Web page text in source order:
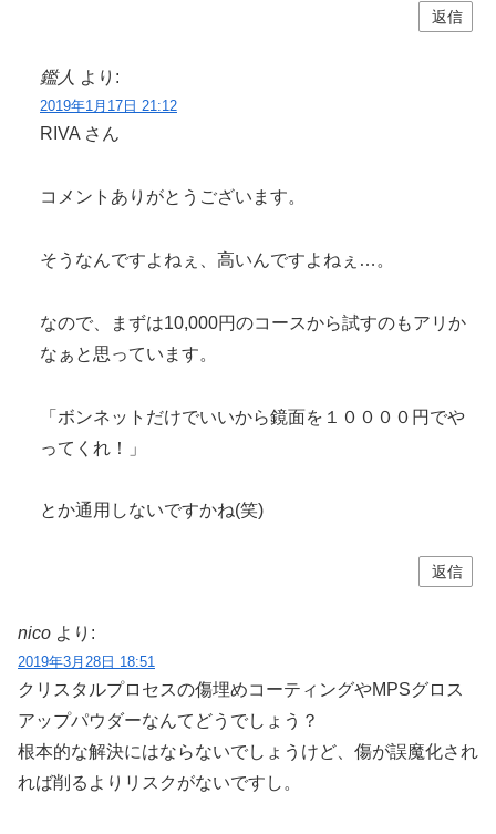
返信
鑑人 より:
2019年1月17日 21:12
RIVA さん
コメントありがとうございます。
そうなんですよねぇ、高いんですよねぇ…。
なので、まずは10,000円のコースから試すのもアリか
なぁと思っています。
「ボンネットだけでいいから鏡面を１００００円でや
ってくれ！」
とか通用しないですかね(笑)
返信
nico より:
2019年3月28日 18:51
クリスタルプロセスの傷埋めコーティングやMPSグロス
アップパウダーなんてどうでしょう？
根本的な解決にはならないでしょうけど、傷が誤魔化され
れば削るよりリスクがないですし。